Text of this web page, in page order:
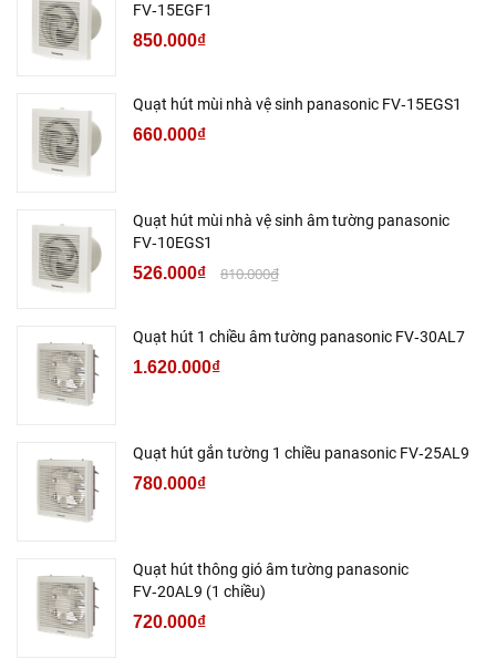
FV‑15EGF1
850.000₫
Quạt hút mùi nhà vệ sinh panasonic FV‑15EGS1
660.000₫
Quạt hút mùi nhà vệ sinh âm tường panasonic
FV‑10EGS1
526.000₫ 810.000₫
Quạt hút 1 chiều âm tường panasonic FV‑30AL7
1.620.000₫
Quạt hút gắn tường 1 chiều panasonic FV‑25AL9
780.000₫
Quạt hút thông gió âm tường panasonic
FV‑20AL9 (1 chiều)
720.000₫